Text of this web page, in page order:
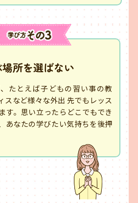
所を選ばない
たとえば子どもの習い事の教
スなど様々な外出 先でもレッス
す。思い立ったらどこでもでき
あなたの学びたい気持ちを後押